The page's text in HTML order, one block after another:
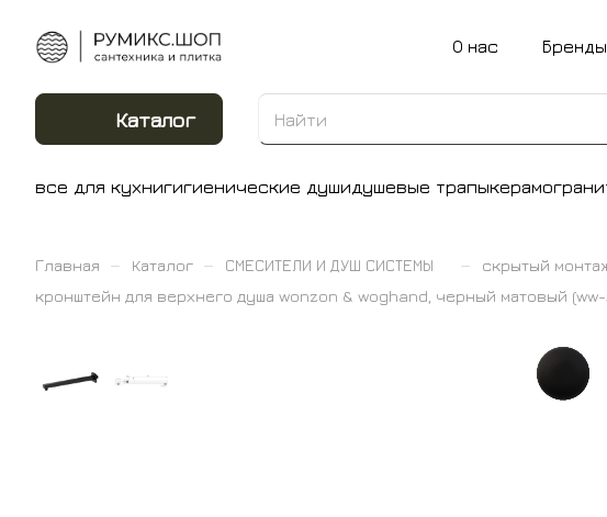
О нас Бренды
Каталог
все для кухнигигиенические душидушевые трапы
Главная – Каталог – СМЕСИТЕЛИ И ДУШ СИСТЕМЫ – скрытый
кронштейн для верхнего душа wonzon & woghand, черный матовый